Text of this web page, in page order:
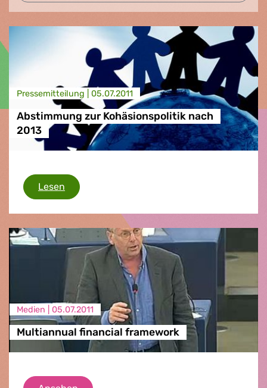
Presse­mitteilung | 05.07.2011
Abstimmung zur Kohäsionspolitik nach
2013
Lesen Abstimmung zur Kohäsionspolitik nach 2013
Medien | 05.07.2011
Multiannual financial framework